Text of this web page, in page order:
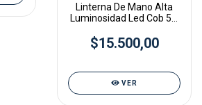
Linterna De Mano Alta
Luminosidad Led Cob 5w
$15.500,00
VER